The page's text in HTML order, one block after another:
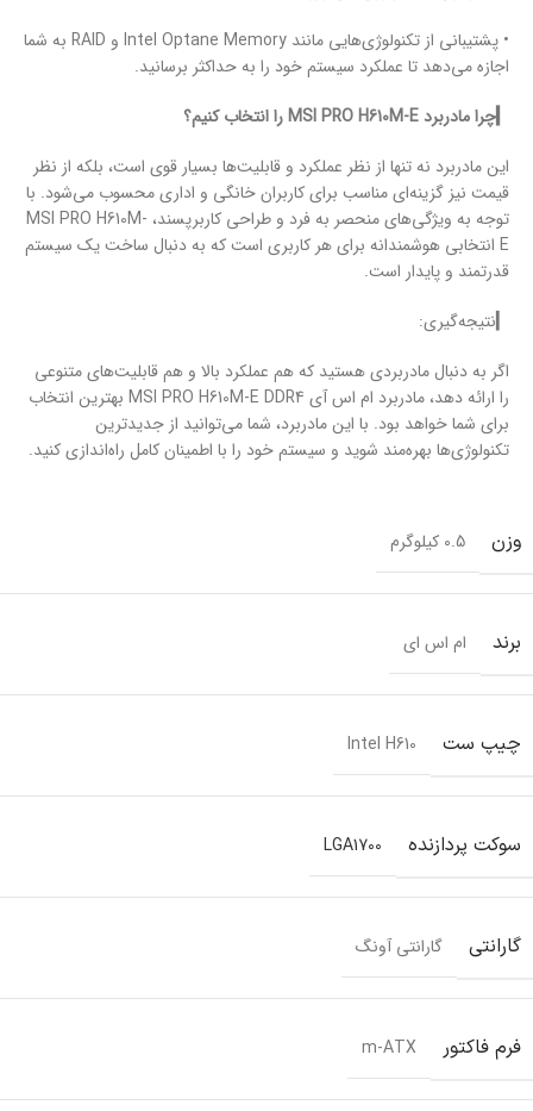
وزن 0.5 کیلوگرم
برند ام اس ای
چیپ ست Intel H610
سوکت پردازنده LGA1700
گارانتی گارانتی آونگ
فرم فاکتور m-ATX
• پشتیبانی از تکنولوژی‌هایی مانند Intel Optane Memory و RAID به شما
اجازه می‌دهد تا عملکرد سیستم خود را به حداکثر برسانید.
▎چرا مادربرد MSI PRO H610M-E را انتخاب کنیم؟
این مادربرد نه تنها از نظر عملکرد و قابلیت‌ها بسیار قوی است، بلکه از نظر
قیمت نیز گزینه‌ای مناسب برای کاربران خانگی و اداری محسوب می‌شود. با
توجه به ویژگی‌های منحصر به فرد و طراحی کاربرپسند، MSI PRO H610M-
E انتخابی هوشمندانه برای هر کاربری است که به دنبال ساخت یک سیستم
قدرتمند و پایدار است.
▎نتیجه‌گیری:
اگر به دنبال مادربردی هستید که هم عملکرد بالا و هم قابلیت‌های متنوعی
را ارائه دهد، مادربرد ام اس آی MSI PRO H610M-E DDR4 بهترین انتخاب
برای شما خواهد بود. با این مادربرد، شما می‌توانید از جدیدترین
تکنولوژی‌ها بهره‌مند شوید و سیستم خود را با اطمینان کامل راه‌اندازی کنید.